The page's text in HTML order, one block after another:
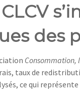
des
Consommation,
taux de
ce qui